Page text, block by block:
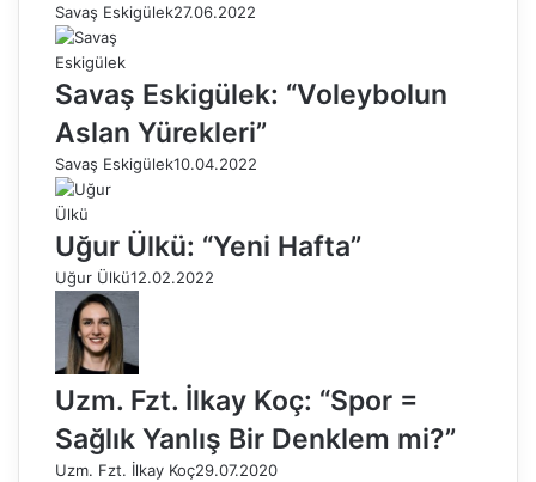
Savaş Eskigülek27.06.2022
Savaş Eskigülek: “Voleybolun
Aslan Yürekleri”
Savaş Eskigülek10.04.2022
Uğur Ülkü: “Yeni Hafta”
Uğur Ülkü12.02.2022
Uzm. Fzt. İlkay Koç: “Spor =
Sağlık Yanlış Bir Denklem mi?”
Uzm. Fzt. İlkay Koç29.07.2020